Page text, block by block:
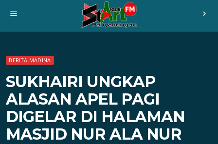
menu chevron_right
BERITA MADINA
SUKHAIRI UNGKAP
ALASAN APEL PAGI
DIGELAR DI HALAMAN
MASJID NUR ALA NUR